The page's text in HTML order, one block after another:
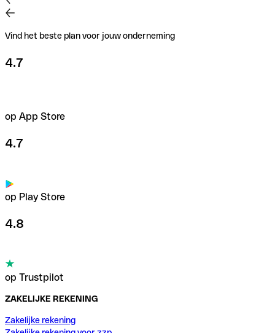
Vind het beste plan voor jouw onderneming
4.7
op App Store
4.7
op Play Store
4.8
op Trustpilot
ZAKELIJKE REKENING
Zakelijke rekening